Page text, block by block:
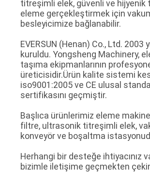
titreşimli elek, güvenli ve hijyenik
eleme gerçekleştirmek için
besleyicimize bağlanabilir.
EVERSUN (Henan) Co., Ltd. 2003
kuruldu. Yongsheng Machinery,
taşıma ekipmanlarının
üreticisidir.Ürün kalite sistemi
iso9001:2005 ve CE ulusal
sertifikasını geçmiştir.
Başlıca ürünlerimiz eleme
filtre, ultrasonik titreşimli elek,
konveyör ve boşaltma
Herhangi bir desteğe ihtiyacınız
bizimle iletişime geçmekten